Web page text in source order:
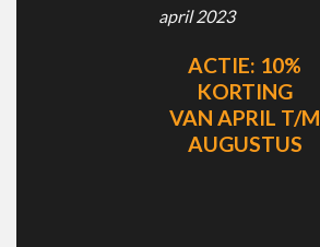
april 2023
ACTIE: 10%
KORTING
VAN APRIL T/M
AUGUSTUS